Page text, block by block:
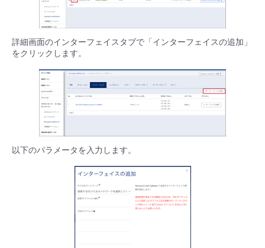
詳細画面のインターフェイスタブで「インターフェイスの追加」
をクリックします。
以下のパラメータを入力します。